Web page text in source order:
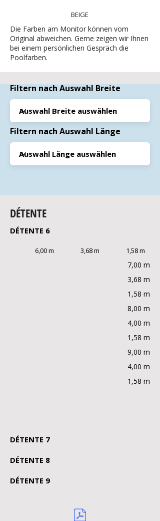
BEIGE
Die Farben am Monitor können vom
Original abweichen. Gerne zeigen wir Ihnen
bei einem persönlichen Gespräch die
Poolfarben.
Filtern nach Auswahl Breite
Filtern nach Auswahl Länge
DÉTENTE
DÉTENTE 6
6,00 m 3,68 m 1,58 m
7,00 m
3,68 m
1,58 m
8,00 m
4,00 m
1,58 m
9,00 m
4,00 m
1,58 m
DÉTENTE 7
DÉTENTE 8
DÉTENTE 9